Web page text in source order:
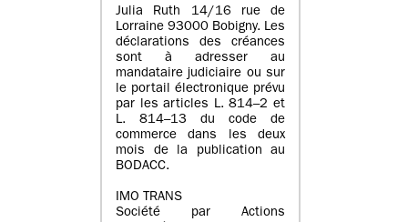
Julia Ruth 14/16 rue de
Lorraine 93000 Bobigny. Les
déclarations des créances
sont à adresser au
mandataire judiciaire ou sur
le portail électronique prévu
par les articles L. 814–2 et
L. 814–13 du code de
commerce dans les deux
mois de la publication au
BODACC.
IMO TRANS
Société par Actions